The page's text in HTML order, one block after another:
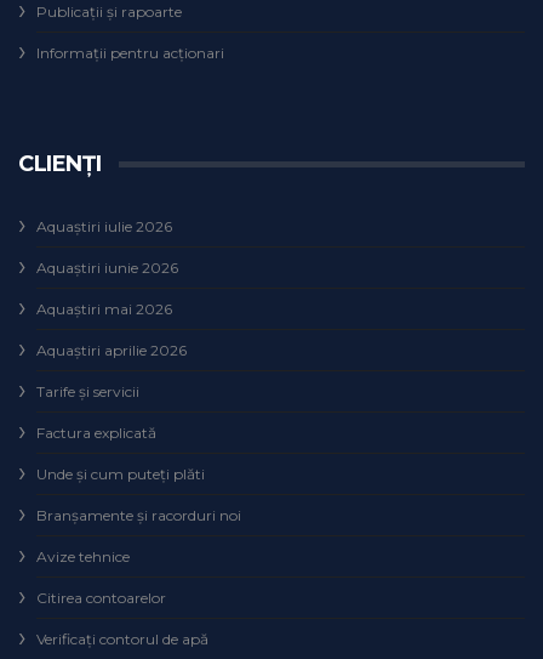
Publicații și rapoarte
Informații pentru acționari
CLIENȚI
Aquaștiri iulie 2026
Aquaștiri iunie 2026
Aquaștiri mai 2026
Aquaștiri aprilie 2026
Tarife și servicii
Factura explicată
Unde și cum puteţi plăti
Branșamente și racorduri noi
Avize tehnice
Citirea contoarelor
Verificaţi contorul de apă